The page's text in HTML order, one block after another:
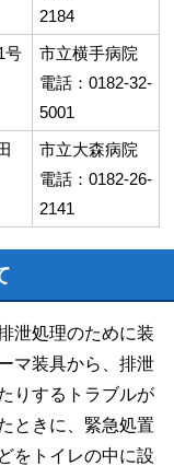
2184
号
市立横手病院
電話：0182-32-
5001
市立大森病院
電話：0182-26-
2141
泄処理のために装
マ装具から、排泄
りするトラブルが
ときに、緊急処置
をトイレの中に設